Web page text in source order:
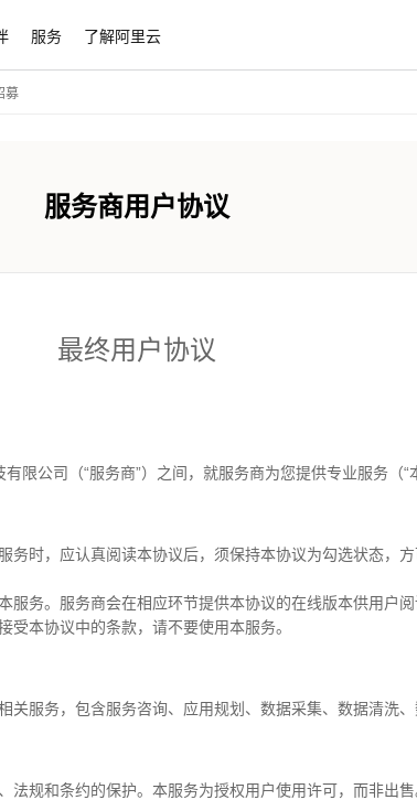
服务 了解阿里云
募
服务商用户协议
最终用户协议
限公司（“服务商”）之间，就服务商为您提供专业服务（“
务时，应认真阅读本协议后，须保持本协议为勾选状态，
服务。服务商会在相应环节提供本协议的在线版本供用户
本协议中的条款，请不要使用本服务。
服务，包含服务咨询、应用规划、数据采集、数据清洗、
规和条约的保护。本服务为授权用户使用许可，而非出售